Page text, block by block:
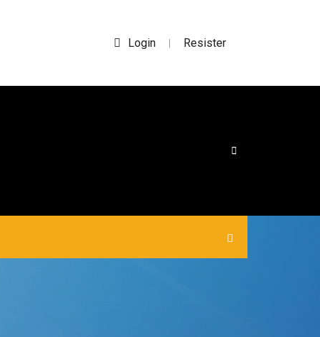
Login | Resister